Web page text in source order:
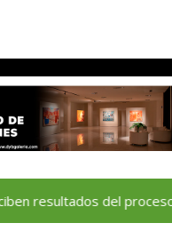
del proceso de